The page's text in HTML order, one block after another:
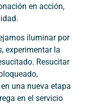
en acción,
iluminar por
experimentar la
Resucitar
una nueva etapa
en el servicio